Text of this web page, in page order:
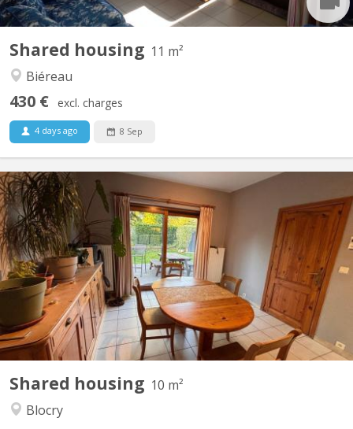
Shared housing 11 m²
Biéreau
430 € excl. charges
4 days ago 8 Sep
Shared housing 10 m²
Blocry
Chambre dispo dans une coloc à Louvain-la-Neuve Salut ! Une
place se libère dans une superbe colocation à Louvain-la-Neuve
à partir du 1er août. La colocation est composée de : Violette – la
trentaine, j'aime le sport, j’adore cuisiner et me plonger dans un
bon livre. Plutôt calme au...